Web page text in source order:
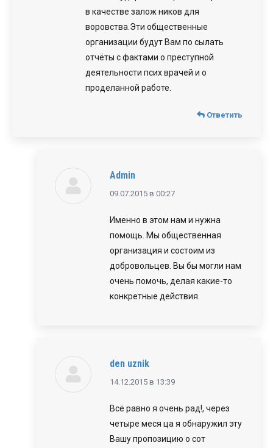
в качестве залож ников для
воровства.Эти общественные
организации будут Вам по сылать
отчёты с фактами о преступной
деятельности псих врачей и о
проделанной работе.
Ответить
Admin
говорит:
09.07.2015 в 00:27
Именно в этом нам и нужна
помощь. Мы общественная
организация и состоим из
добровольцев. Вы бы могли нам
очень помочь, делая какие-то
конкретные действия.
den uznik
говорит:
14.12.2015 в 13:39
Всё равно я очень рад!, через
четыре меся ца я обнаружил эту
Вашу пропозицию о сот